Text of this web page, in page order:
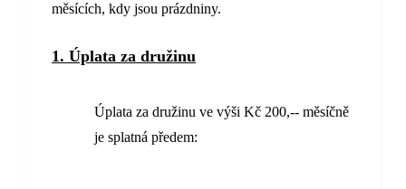
měsících, kdy jsou prázdniny.
1. Úplata za družinu
Úplata za družinu ve výši Kč 200,-- měsíčně
je splatná předem: